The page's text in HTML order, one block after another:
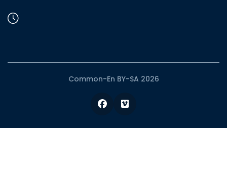
Common-En BY-SA 2026
Facebook
Vimeo